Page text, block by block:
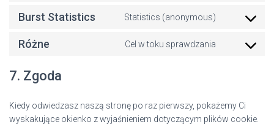
service
Burst Statistics Statistics (anonymous)
Consent
service
Różne Cel w toku sprawdzania
Consent
7. Zgoda
Kiedy odwiedzasz naszą stronę po raz pierwszy, pokażemy Ci
wyskakujące okienko z wyjaśnieniem dotyczącym plików cookie.